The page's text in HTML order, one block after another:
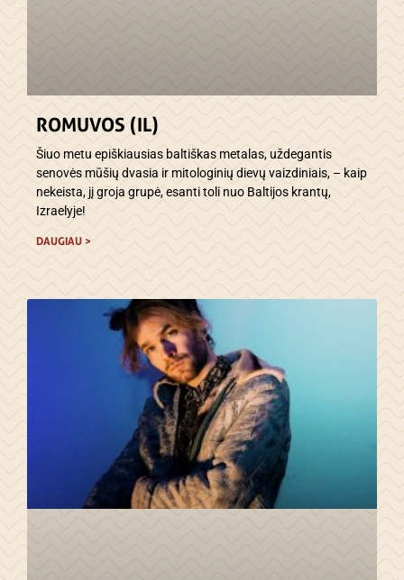
ROMUVOS (IL)
Šiuo metu epiškiausias baltiškas metalas, uždegantis
senovės mūšių dvasia ir mitologinių dievų vaizdiniais, – kaip
nekeista, jį groja grupė, esanti toli nuo Baltijos krantų,
Izraelyje!
DAUGIAU >